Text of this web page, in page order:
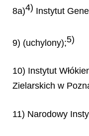
8a)4) Instytut
9) (uchylony);5)
10) Instytut
Zielarskich w
11) Narodowy